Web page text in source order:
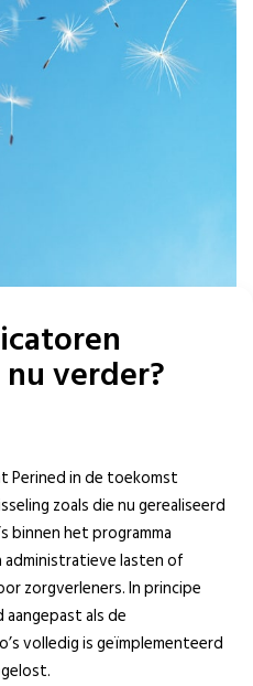
verder?
Perined in de toekomst
zoals die nu gerealiseerd
binnen het programma
administratieve lasten of
zorgverleners. In principe
als de
volledig is geïmplementeerd